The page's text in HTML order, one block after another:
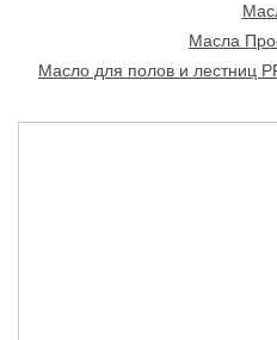
Масла
Масло для полов и лестниц